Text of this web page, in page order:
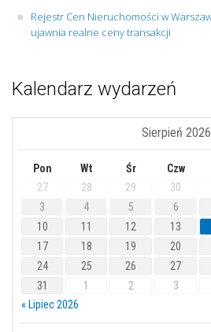
Rejestr Cen Nieruchomości w
ujawnia realne ceny transakcji
Kalendarz wydarzeń
Sierpień 2026
Pon Wt Śr Czw
27
28 29 30
3
4 5 6
10
11 12 13
17
18 19 20
24
25 26 27
31
1 2 3
« Lipiec 2026